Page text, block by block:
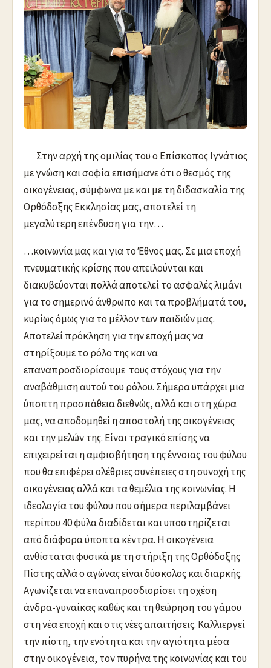
Στην αρχή της ομιλίας του ο Επίσκοπος Ιγνάτιος
με γνώση και σοφία επισήμανε ότι ο θεσμός της
οικογένειας, σύμφωνα με και με τη διδασκαλία της
Ορθόδοξης Εκκλησίας μας, αποτελεί τη
μεγαλύτερη επένδυση για την…
…κοινωνία μας και για το Έθνος μας. Σε μια εποχή
πνευματικής κρίσης που απειλούνται και
διακυβεύονται πολλά αποτελεί το ασφαλές λιμάνι
για το σημερινό άνθρωπο και τα προβλήματά του,
κυρίως όμως για το μέλλον των παιδιών μας.
Αποτελεί πρόκληση για την εποχή μας να
στηρίξουμε το ρόλο της και να
επαναπροσδιορίσουμε τους στόχους για την
αναβάθμιση αυτού του ρόλου. Σήμερα υπάρχει μια
ύποπτη προσπάθεια διεθνώς, αλλά και στη χώρα
μας, να αποδομηθεί η αποστολή της οικογένειας
και την μελών της. Είναι τραγικό επίσης να
επιχειρείται η αμφισβήτηση της έννοιας του φύλου
που θα επιφέρει ολέθριες συνέπειες στη συνοχή της
οικογένειας αλλά και τα θεμέλια της κοινωνίας. Η
ιδεολογία του φύλου που σήμερα περιλαμβάνει
περίπου 40 φύλα διαδίδεται και υποστηρίζεται
από διάφορα ύποπτα κέντρα. Η οικογένεια
ανθίσταται φυσικά με τη στήριξη της Ορθόδοξης
Πίστης αλλά ο αγώνας είναι δύσκολος και διαρκής.
Αγωνίζεται να επαναπροσδιορίσει τη σχέση
άνδρα-γυναίκας καθώς και τη θεώρηση του γάμου
στη νέα εποχή και στις νέες απαιτήσεις. Καλλιεργεί
την πίστη, την ενότητα και την αγιότητα μέσα
στην οικογένεια, τον πυρήνα της κοινωνίας και του